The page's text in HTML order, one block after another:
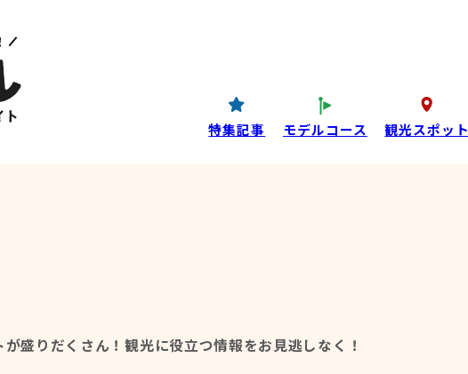
特集記事 モデルコース 観光スポット
が盛りだくさん！観光に役立つ情報をお見逃しなく！
西条酒蔵通り特設ページ 特集記事